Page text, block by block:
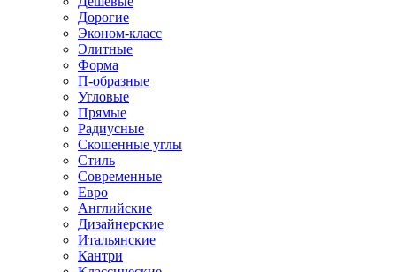
Дорогие
Эконом-класс
Элитные
Форма
П-образные
Угловые
Прямые
Радиусные
Скошенные углы
Стиль
Современные
Евро
Английские
Дизайнерские
Итальянские
Кантри